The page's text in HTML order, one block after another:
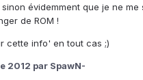
évidemment que je ne me
de ROM !
cette info' en tout cas ;)
2012 par SpawN-